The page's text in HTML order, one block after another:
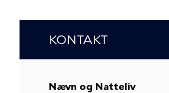
KONTAKT
Nævn og Natteliv